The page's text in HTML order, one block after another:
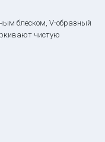
блеском, V-образный
чистую